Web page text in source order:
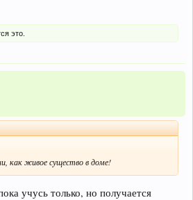
это.
как живое существо в доме!
учусь только, но получается